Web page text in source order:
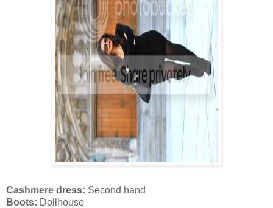
Cashmere dress: Second hand
Boots: Dollhouse